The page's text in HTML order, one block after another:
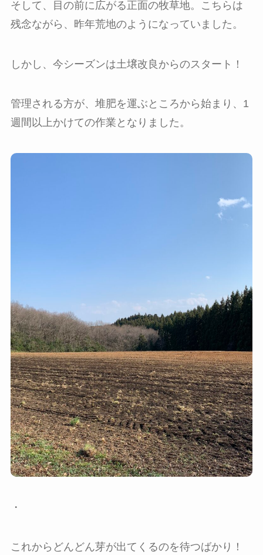
そして、目の前に広がる正面の牧草地。こちらは
残念ながら、昨年荒地のようになっていました。
しかし、今シーズンは土壌改良からのスタート！
管理される方が、堆肥を運ぶところから始まり、1
週間以上かけての作業となりました。
・
これからどんどん芽が出てくるのを待つばかり！